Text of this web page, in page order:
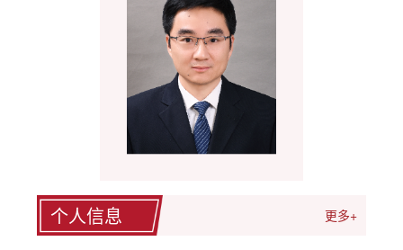
个人信息 更多+